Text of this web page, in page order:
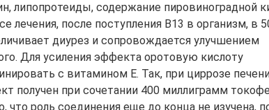
липопротеиды, содержание пировиноградной
лечения, после поступления В13 в организм, в
диурез и сопровождается улучшением
Для усиления эффекта оротовую кислоту
с витамином Е. Так, при циррозе
получен при сочетании 400 миллиграмм
что роль соединения еще до конца не изучена,